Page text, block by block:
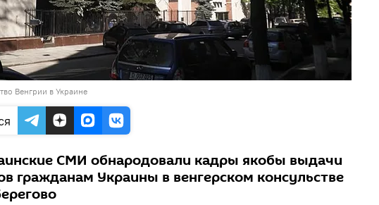
Венгрии в Украине
СМИ обнародовали кадры якобы выдачи
гражданам Украины в венгерском консульстве